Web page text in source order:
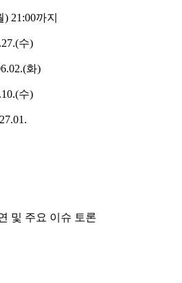
) 21:00까지
수)
화)
수)
및 주요 이슈 토론